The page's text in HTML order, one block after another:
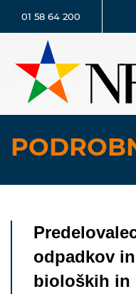
01 58 64 200
odpadkov
bioloških in